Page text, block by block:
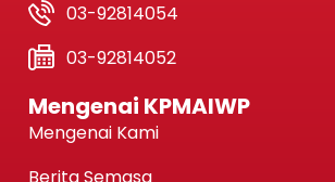
03-92814054
03-92814052
Mengenai KPMAIWP
Mengenai Kami